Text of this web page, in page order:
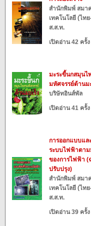
สำนักพิมพ์ สมา
เทคโนโลยี (ไท
ส.ส.ท.
เปิดอ่าน 42 ครั้ง
มะระขี้นกสมุนไ
มหัศจรรย์ต้านม
บริษัทอินส์พัล
เปิดอ่าน 41 ครั้ง
การออกแบบแล
ระบบไฟฟ้าตา
ของการไฟฟ้า (
ปรับปรุง)
สำนักพิมพ์ สมา
เทคโนโลยี (ไท
ส.ส.ท.
เปิดอ่าน 39 ครั้ง